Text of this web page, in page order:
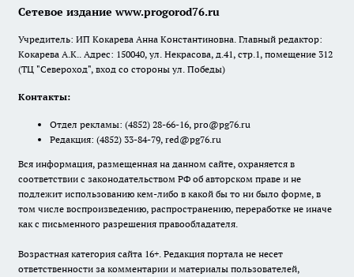
Сетевое издание www.progorod76.ru
Учредитель: ИП Кокарева Анна Константиновна. Главный редактор:
Кокарева А.К.. Адрес: 150040, ул. Некрасова, д.41, стр.1, помещение 312
(ТЦ "Североход", вход со стороны ул. Победы)
Контакты:
Отдел рекламы: (4852) 28-66-16, pro@pg76.ru
Редакция: (4852) 33-84-79, red@pg76.ru
Вся информация, размещенная на данном сайте, охраняется в
соответствии с законодательством РФ об авторском праве и не
подлежит использованию кем-либо в какой бы то ни было форме, в
том числе воспроизведению, распространению, переработке не иначе
как с письменного разрешения правообладателя.
Возрастная категория сайта 16+. Редакция портала не несет
ответственности за комментарии и материалы пользователей,